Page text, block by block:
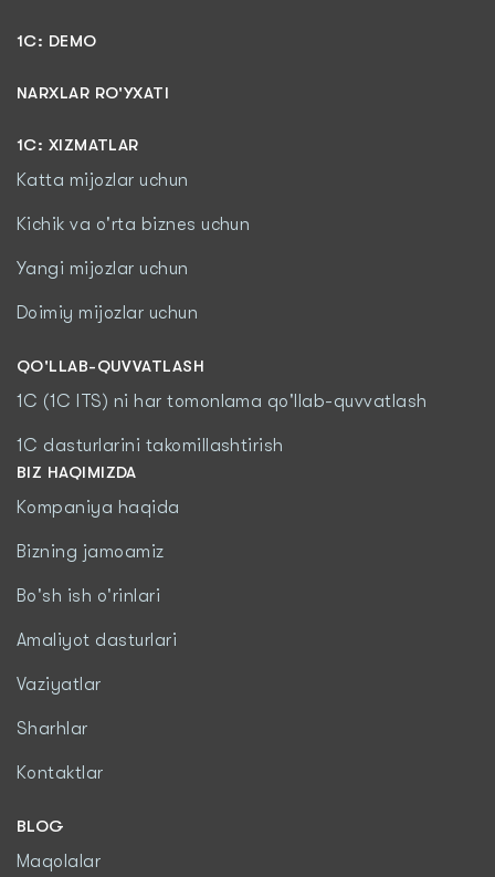
1C: DEMO
NARXLAR RO'YXATI
1С: XIZMATLAR
Katta mijozlar uchun
Kichik va o'rta biznes uchun
Yangi mijozlar uchun
Doimiy mijozlar uchun
QO'LLAB-QUVVATLASH
1C (1C ITS) ni har tomonlama qo'llab-quvvatlash
1C dasturlarini takomillashtirish
BIZ HAQIMIZDA
Kompaniya haqida
Bizning jamoamiz
Bo'sh ish o'rinlari
Amaliyot dasturlari
Vaziyatlar
Sharhlar
Kontaktlar
BLOG
Maqolalar